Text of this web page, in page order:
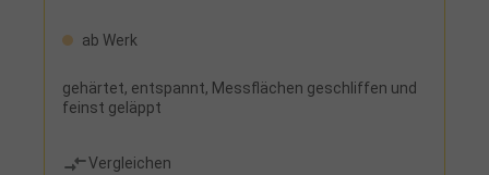
ab Werk
gehärtet, entspannt, Messflächen geschliffen und
feinst geläppt
Vergleichen